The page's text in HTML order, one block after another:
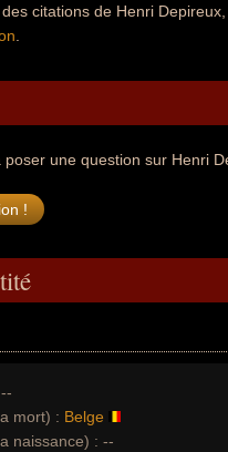
citations de Henri
une question sur Henri
--
mort) : Belge
naissance) : --